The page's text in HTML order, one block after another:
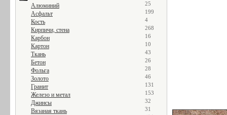
Алюминий 25
Асфальт 199
Кость 4
Кирпичи, стена 268
Карбон 16
Картон 10
Ткань 43
Бетон 26
Фольга 28
Золото 46
Гранит 131
Железо и метал 153
Джинсы 32
Вязаная ткань 31